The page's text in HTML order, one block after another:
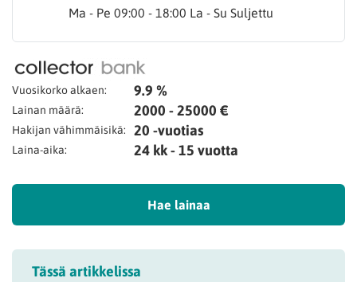
Ma - Pe 09:00 - 18:00 La - Su Suljettu
Vuosikorko alkaen: 9.9 %
Lainan määrä: 2000 - 25000 €
Hakijan vähimmäisikä: 20 -vuotias
Laina-aika: 24 kk - 15 vuotta
Hae lainaa
Tässä artikkelissa